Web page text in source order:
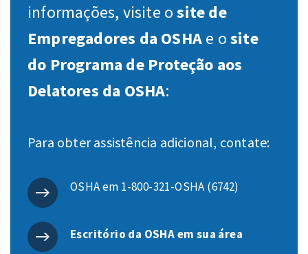
informações, visite osite de
Empregadores da OSHAe osite
do Programa de Proteção aos
Delatores da OSHA:
Para obter assistência adicional, contate:
OSHA em 1-800-321-OSHA (6742)
Escritório da OSHA em sua área